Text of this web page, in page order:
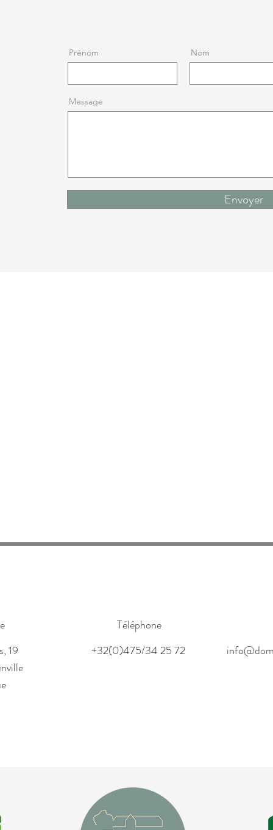
Prénom Nom
Message
Envoyer
19
Téléphone
+32(0)475/34 25 72